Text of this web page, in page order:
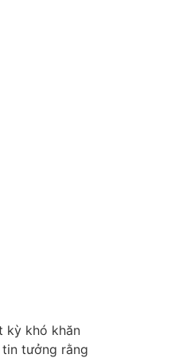
kỳ khó khăn
tưởng rằng